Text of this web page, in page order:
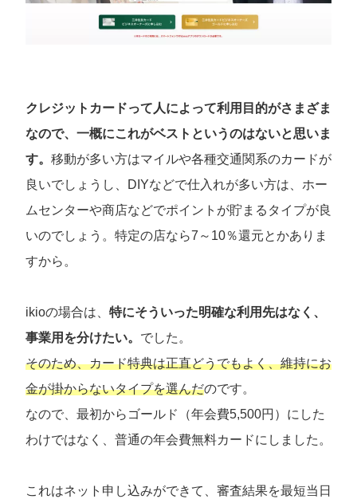
クレジットカードって人によって利用目的がさまざま
なので、一概にこれがベストというのはないと思いま
す。 移動が多い方はマイルや各種交通関系のカードが
良いでしょうし、DIYなどで仕入れが多い方は、ホー
ムセンターや商店などでポイントが貯まるタイプが良
いのでしょう。特定の店なら7～10％還元とかありま
すから。
ikioの場合は、 特にそういった明確な利用先はなく、
事業用を分けたい。 でした。
そのため、カード特典は正直どうでもよく、維持にお
金が掛からないタイプを選んだのです。
なので、最初からゴールド（年会費5,500円）にした
わけではなく、普通の年会費無料カードにしました。
これはネット申し込みができて、審査結果を最短当日